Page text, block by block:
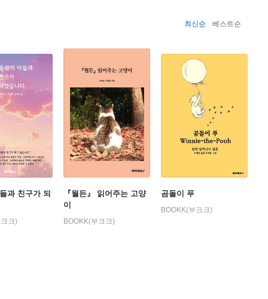
최신순 베스트순
과 친구가 되
크)
『월든』 읽어주는 고양
이
BOOKK(부크크)
곰돌이 푸
BOOKK(부크크)